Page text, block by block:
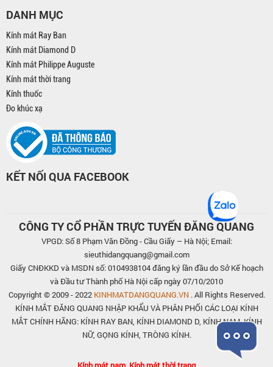
DANH MỤC
Kính mát Ray Ban
Kính mát Diamond D
Kính mát Philippe Auguste
Kính mát thời trang
Kính thuốc
Đo khúc xạ
KẾT NỐI QUA FACEBOOK
CÔNG TY CỔ PHẦN TRỰC TUYẾN ĐĂNG QUANG
VPGD: Số 8 Phạm Văn Đồng - Cầu Giấy – Hà Nội; Email:
sieuthidangquang@gmail.com
Giấy CNĐKKD và MSDN số: 0104938104 đăng ký lần đầu do Sở Kế hoạch
và Đầu tư Thành phố Hà Nội cấp ngày 07/10/2010
Copyright © 2009 - 2022 KINHMATDANGQUANG.VN. All Rights Reserved.
KÍNH MẮT ĐĂNG QUANG NHẬP KHẨU VÀ PHÂN PHỐI CÁC LOẠI KÍNH
MẮT CHÍNH HÃNG: KÍNH RAY BAN, KÍNH DIAMOND D, KÍNH NAM, KÍNH
NỮ, GỌNG KÍNH, TRÒNG KÍNH.